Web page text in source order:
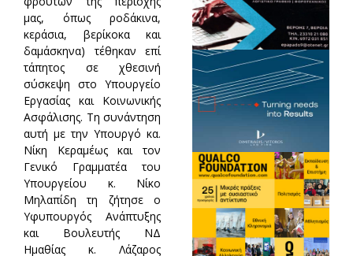
μας, όπως ροδάκινα,
κεράσια, βερίκοκα και
δαμάσκηνα) τέθηκαν επί
τάπητος σε χθεσινή
σύσκεψη στο Υπουργείο
Εργασίας και Κοινωνικής
Ασφάλισης. Τη συνάντηση
αυτή με την Υπουργό κα.
Νίκη Κεραμέως και τον
Γενικό Γραμματέα του
Υπουργείου κ. Νίκο
Μηλαπίδη τη ζήτησε ο
Υφυπουργός Ανάπτυξης
και Βουλευτής ΝΔ
Ημαθίας κ. Λάζαρος